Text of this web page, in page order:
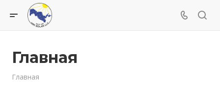
Главная
Главная